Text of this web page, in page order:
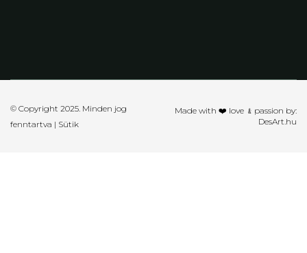
Made with ❤️ love ﹠passion by:
DesArt.hu
© Copyright 2025. Minden jog
fenntartva | Sütik